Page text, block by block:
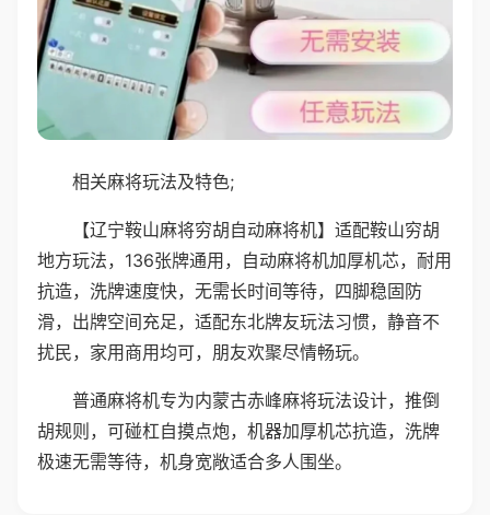
相关麻将玩法及特色;
【辽宁鞍山麻将穷胡自动麻将机】适配鞍山穷胡
地方玩法，136张牌通用，自动麻将机加厚机芯，耐用
抗造，洗牌速度快，无需长时间等待，四脚稳固防
滑，出牌空间充足，适配东北牌友玩法习惯，静音不
扰民，家用商用均可，朋友欢聚尽情畅玩。
普通麻将机专为内蒙古赤峰麻将玩法设计，推倒
胡规则，可碰杠自摸点炮，机器加厚机芯抗造，洗牌
极速无需等待，机身宽敞适合多人围坐。